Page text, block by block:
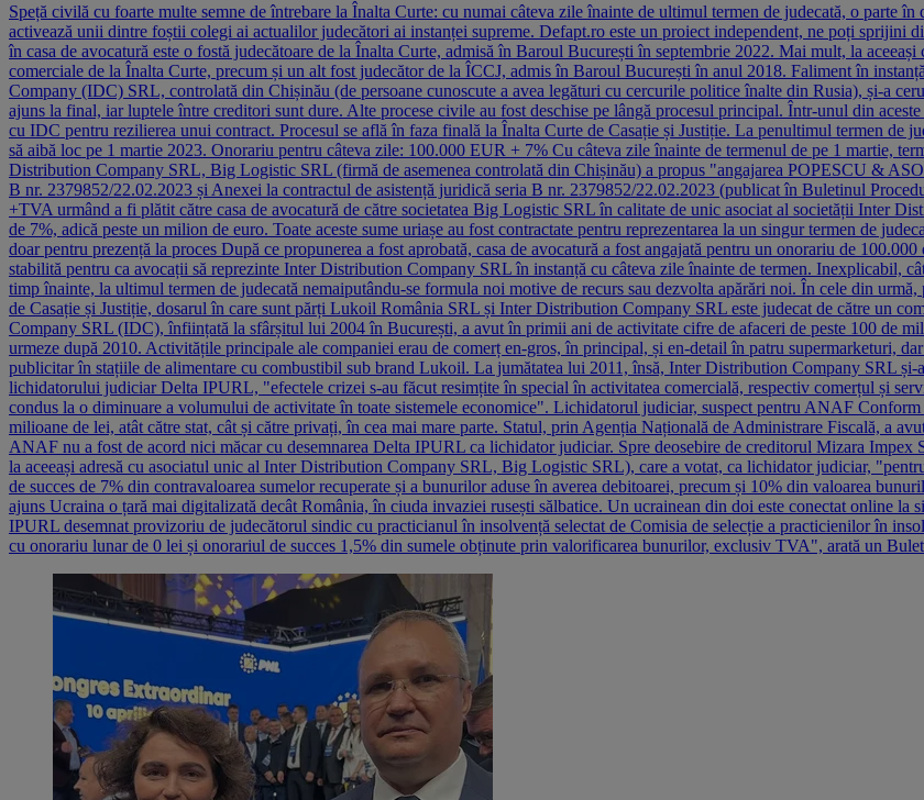
Speță civilă cu foarte multe semne de întrebare la Înalta Curte: cu numai câteva zile înainte de ultimul termen de judecată, o parte în
activează unii dintre foștii colegi ai actualilor judecători ai instanței supreme. Defapt.ro este un proiect independent, ne poți
în casa de avocatură este o fostă judecătoare de la Înalta Curte, admisă în Baroul București în septembrie 2022. Mai mult, la
comerciale de la Înalta Curte, precum și un alt fost judecător de la ÎCCJ, admis în Baroul București în anul 2018. Faliment în
Company (IDC) SRL, controlată din Chișinău (de persoane cunoscute a avea legături cu cercurile politice înalte din Rusia), și-a
ajuns la final, iar luptele între creditori sunt dure. Alte procese civile au fost deschise pe lângă procesul principal. Într-unul din
cu IDC pentru rezilierea unui contract. Procesul se află în faza finală la Înalta Curte de Casație și Justiție. La penultimul termen de
să aibă loc pe 1 martie 2023. Onorariu pentru câteva zile: 100.000 EUR + 7% Cu câteva zile înainte de termenul de pe 1 martie,
Distribution Company SRL, Big Logistic SRL (firmă de asemenea controlată din Chișinău) a propus "angajarea POPESCU &
B nr. 2379852/22.02.2023 și Anexei la contractul de asistență juridică seria B nr. 2379852/22.02.2023 (publicat în Buletinul
+TVA urmând a fi plătit către casa de avocatură de către societatea Big Logistic SRL în calitate de unic asociat al societății Inter
de 7%, adică peste un milion de euro. Toate aceste sume uriașe au fost contractate pentru reprezentarea la un singur termen de
doar pentru prezență la proces După ce propunerea a fost aprobată, casa de avocatură a fost angajată pentru un onorariu de
stabilită pentru ca avocații să reprezinte Inter Distribution Company SRL în instanță cu câteva zile înainte de termen. Inexplicabil,
timp înainte, la ultimul termen de judecată nemaiputându-se formula noi motive de recurs sau dezvolta apărări noi. În cele din
de Casație și Justiție, dosarul în care sunt părți Lukoil România SRL și Inter Distribution Company SRL este judecat de către un
Company SRL (IDC), înființată la sfârșitul lui 2004 în București, a avut în primii ani de activitate cifre de afaceri de peste 100 de
urmeze după 2010. Activitățile principale ale companiei erau de comerț en-gros, în principal, și en-detail în patru supermarketuri,
publicitar în stațiile de alimentare cu combustibil sub brand Lukoil. La jumătatea lui 2011, însă, Inter Distribution Company SRL
lichidatorului judiciar Delta IPURL, "efectele crizei s-au făcut resimțite în special în activitatea comercială, respectiv comerțul și
condus la o diminuare a volumului de activitate în toate sistemele economice". Lichidatorul judiciar, suspect pentru ANAF
milioane de lei, atât către stat, cât și către privați, în cea mai mare parte. Statul, prin Agenția Națională de Administrare Fiscală, a
ANAF nu a fost de acord nici măcar cu desemnarea Delta IPURL ca lichidator judiciar. Spre deosebire de creditorul Mizara
la aceeași adresă cu asociatul unic al Inter Distribution Company SRL, Big Logistic SRL), care a votat, ca lichidator judiciar,
de succes de 7% din contravaloarea sumelor recuperate și a bunurilor aduse în averea debitoarei, precum și 10% din valoarea
ajuns Ucraina o țară mai digitalizată decât România, în ciuda invaziei rusești sălbatice. Un ucrainean din doi este conectat online
IPURL desemnat provizoriu de judecătorul sindic cu practicianul în insolvență selectat de Comisia de selecție a practicienilor în
cu onorariu lunar de 0 lei și onorariul de succes 1,5% din sumele obținute prin valorificarea bunurilor, exclusiv TVA", arată un